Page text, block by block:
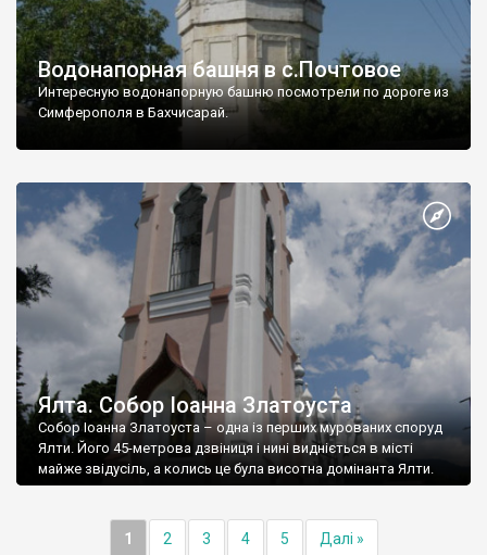
Водонапорная башня в с.Почтовое
Интересную водонапорную башню посмотрели по дороге из
Симферополя в Бахчисарай.
Ялта. Собор Іоанна Златоуста
Собор Іоанна Златоуста – одна із перших мурованих споруд
Ялти. Його 45-метрова дзвіниця і нині видніється в місті
майже звідусіль, а колись це була висотна домінанта Ялти.
1 2 3 4 5 Далі »